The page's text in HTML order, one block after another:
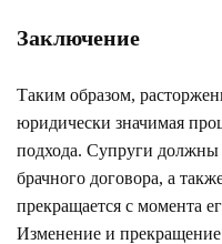
Заключение
Таким образом,
юридически значимая
подхода. Супруги должны
брачного договора, а
прекращается с момента
Изменение и